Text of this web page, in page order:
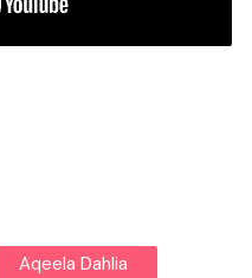
Aqeela Dahlia